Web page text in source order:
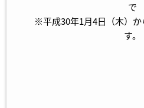
で
※平成30年1月4日（木）か
す。